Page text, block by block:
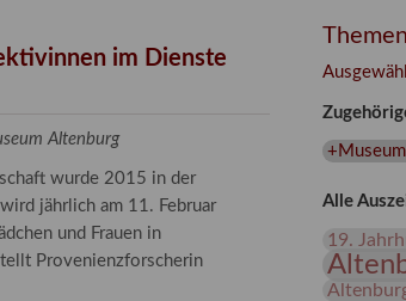
17.–19. Jh. Angebote für Erwachsene
im Dienste
Altenburg
wurde 2015 in der
jährlich am 11. Februar
und Frauen in
Provenienzforscherin
Themen
Alle
19.